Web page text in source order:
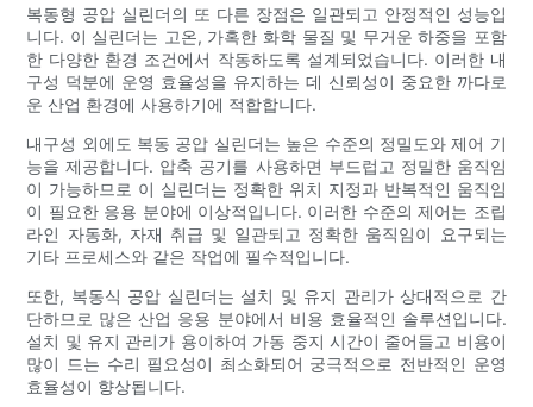
복동형 공압 실린더의 또 다른 장점은 일관되고 안정적인 성능입
니다. 이 실린더는 고온, 가혹한 화학 물질 및 무거운 하중을 포함
한 다양한 환경 조건에서 작동하도록 설계되었습니다. 이러한 내
구성 덕분에 운영 효율성을 유지하는 데 신뢰성이 중요한 까다로
운 산업 환경에 사용하기에 적합합니다.
내구성 외에도 복동 공압 실린더는 높은 수준의 정밀도와 제어 기
능을 제공합니다. 압축 공기를 사용하면 부드럽고 정밀한 움직임
이 가능하므로 이 실린더는 정확한 위치 지정과 반복적인 움직임
이 필요한 응용 분야에 이상적입니다. 이러한 수준의 제어는 조립
라인 자동화, 자재 취급 및 일관되고 정확한 움직임이 요구되는
기타 프로세스와 같은 작업에 필수적입니다.
또한, 복동식 공압 실린더는 설치 및 유지 관리가 상대적으로 간
단하므로 많은 산업 응용 분야에서 비용 효율적인 솔루션입니다.
설치 및 유지 관리가 용이하여 가동 중지 시간이 줄어들고 비용이
많이 드는 수리 필요성이 최소화되어 궁극적으로 전반적인 운영
효율성이 향상됩니다.